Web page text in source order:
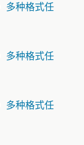
多种格式任
多种格式任
多种格式任